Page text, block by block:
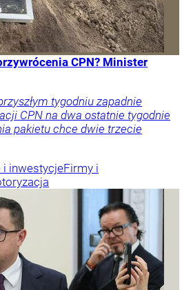
CPN? Minister
tygodniu zapadnie
CPN na dwa ostatnie tygodnie
pakietu chce dwie trzecie
i inwestycjeFirmy i